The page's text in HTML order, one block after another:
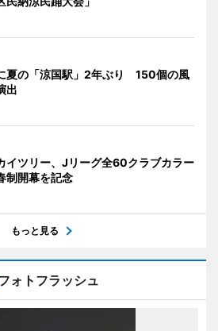
夏の「涼国駅」2年ぶり 150個の風
出
イツリー、Jリーグ全60クラブカラー
開幕を記念
もっと見る
ォトフラッシュ